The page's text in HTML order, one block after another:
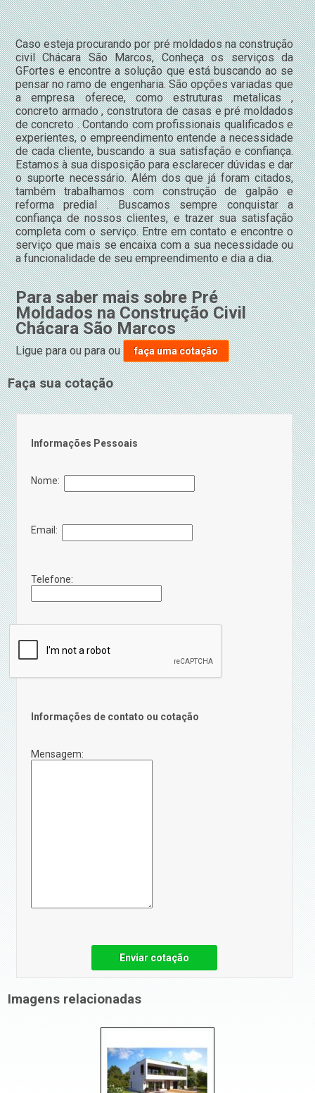
Caso esteja procurando por pré moldados na construção
civil Chácara São Marcos, Conheça os serviços da
GFortes e encontre a solução que está buscando ao se
pensar no ramo de engenharia. São opções variadas que
a empresa oferece, como estruturas metalicas ,
concreto armado , construtora de casas e pré moldados
de concreto . Contando com profissionais qualificados e
experientes, o empreendimento entende a necessidade
de cada cliente, buscando a sua satisfação e confiança.
Estamos à sua disposição para esclarecer dúvidas e dar
o suporte necessário. Além dos que já foram citados,
também trabalhamos com construção de galpão e
reforma predial . Buscamos sempre conquistar a
confiança de nossos clientes, e trazer sua satisfação
completa com o serviço. Entre em contato e encontre o
serviço que mais se encaixa com a sua necessidade ou
a funcionalidade de seu empreendimento e dia a dia.
Para saber mais sobre Pré
Moldados na Construção Civil
Chácara São Marcos
Ligue paraou paraou faça uma cotação
Faça sua cotação
Informações Pessoais
Nome:
Email:
Telefone:
Informações de contato ou cotação
Mensagem:
Enviar cotação
Imagens relacionadas